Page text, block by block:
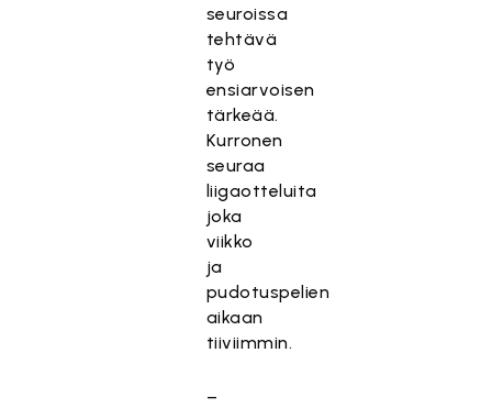
seuroissa
tehtävä
työ
ensiarvoisen
tärkeää.
Kurronen
seuraa
liigaotteluita
joka
viikko
ja
pudotuspelien
aikaan
tiiviimmin.
–